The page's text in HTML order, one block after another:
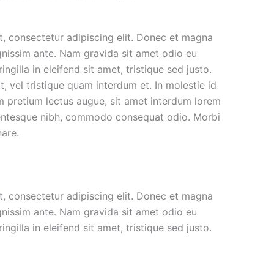
consectetur adipiscing elit. Donec et magna
ante. Nam gravida sit amet odio eu
in eleifend sit amet, tristique sed justo.
vel tristique quam interdum et. In molestie id
pretium lectus augue, sit amet interdum lorem
nibh, commodo consequat odio. Morbi
consectetur adipiscing elit. Donec et magna
ante. Nam gravida sit amet odio eu
in eleifend sit amet, tristique sed justo.